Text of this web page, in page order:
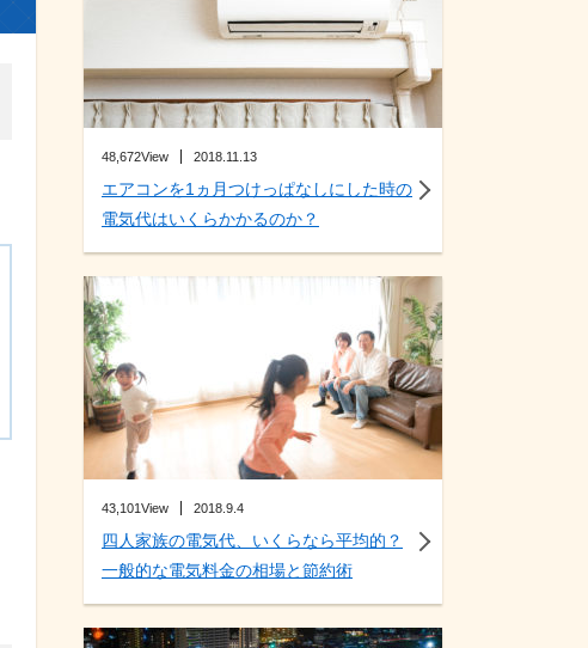
48,672View 2018.11.13
エアコンを1ヵ月つけっぱなしにした時の
電気代はいくらかかるのか？
43,101View 2018.9.4
四人家族の電気代、いくらなら平均的？
一般的な電気料金の相場と節約術